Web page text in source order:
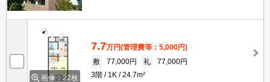
画像：22枚
7.7万円(管理費等：5,000円)
敷
77,000円 礼
77,000円
3階
1K 24.7m²